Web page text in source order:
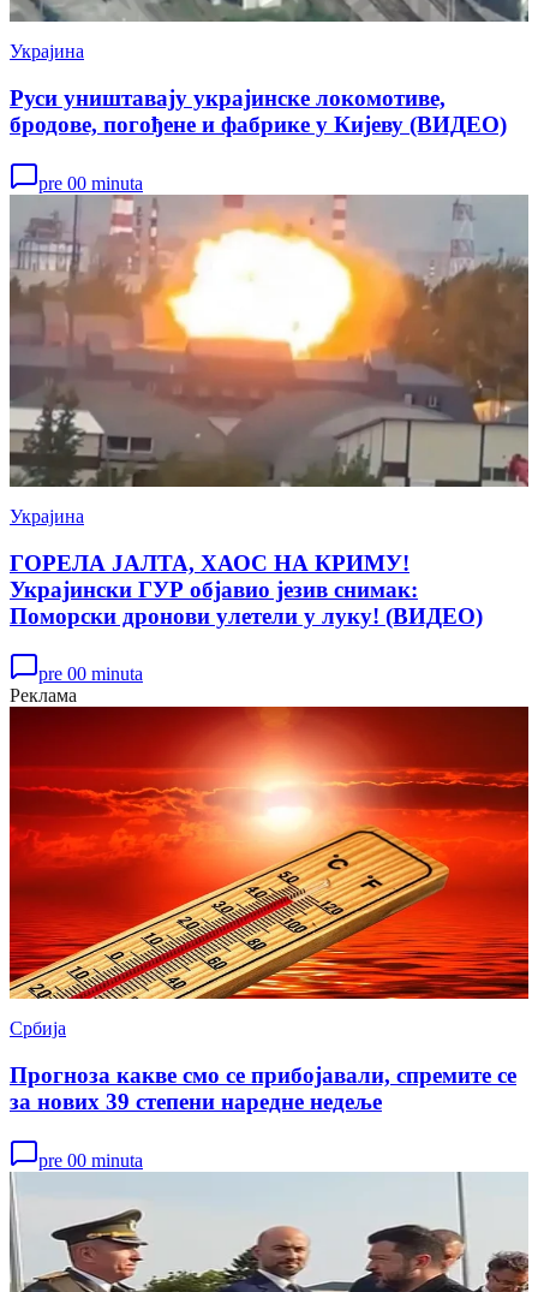
Украјина
Руси уништавају украјинске локомотиве,
бродове, погођене и фабрике у Кијеву (ВИДЕО)
pre 00 minuta
Украјина
ГОРЕЛА ЈАЛТА, ХАОС НА КРИМУ!
Украјински ГУР објавио језив снимак:
Поморски дронови улетели у луку! (ВИДЕО)
pre 00 minuta
Реклама
Србија
Прогноза какве смо се прибојавали, спремите се
за нових 39 степени наредне недеље
pre 00 minuta